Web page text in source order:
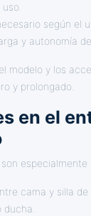
según el
y autonomía
modelo y los
y prolongado.
en el
especialmente
cama y silla de